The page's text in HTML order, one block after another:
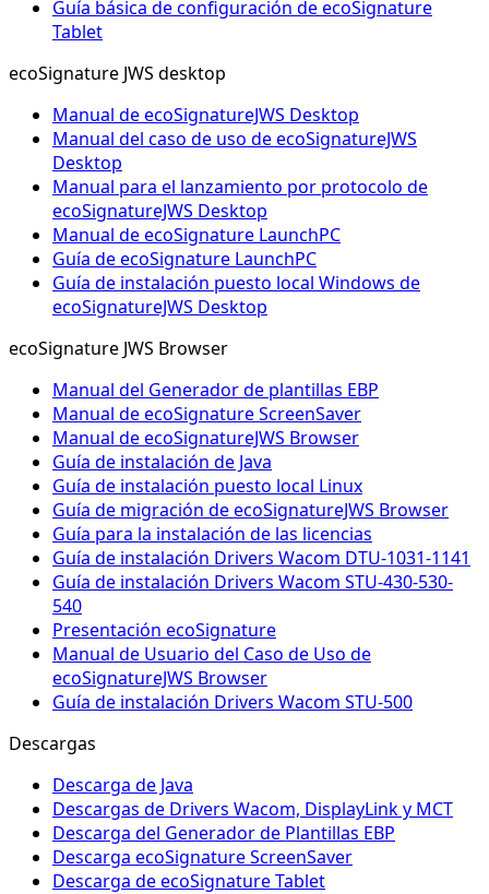
Guía básica de configuración de ecoSignature
Tablet
ecoSignature JWS desktop
Manual de ecoSignatureJWS Desktop
Manual del caso de uso de ecoSignatureJWS
Desktop
Manual para el lanzamiento por protocolo de
ecoSignatureJWS Desktop
Manual de ecoSignature LaunchPC
Guía de ecoSignature LaunchPC
Guía de instalación puesto local Windows de
ecoSignatureJWS Desktop
ecoSignature JWS Browser
Manual del Generador de plantillas EBP
Manual de ecoSignature ScreenSaver
Manual de ecoSignatureJWS Browser
Guía de instalación de Java
Guía de instalación puesto local Linux
Guía de migración de ecoSignatureJWS Browser
Guía para la instalación de las licencias
Guía de instalación Drivers Wacom DTU-1031-1141
Guía de instalación Drivers Wacom STU-430-530-
540
Presentación ecoSignature
Manual de Usuario del Caso de Uso de
ecoSignatureJWS Browser
Guía de instalación Drivers Wacom STU-500
Descargas
Descarga de Java
Descargas de Drivers Wacom, DisplayLink y MCT
Descarga del Generador de Plantillas EBP
Descarga ecoSignature ScreenSaver
Descarga de ecoSignature Tablet